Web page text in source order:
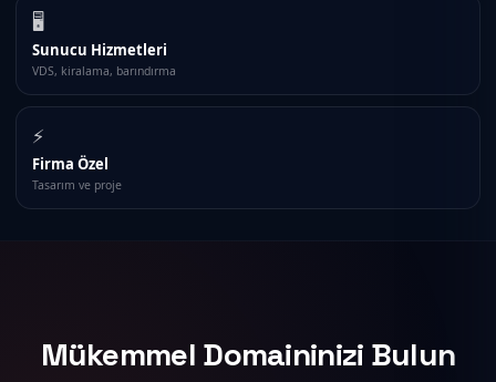
🖥️
Sunucu Hizmetleri
VDS, kiralama, barındırma
⚡
Firma Özel
Tasarım ve proje
Mükemmel Domaininizi Bulun